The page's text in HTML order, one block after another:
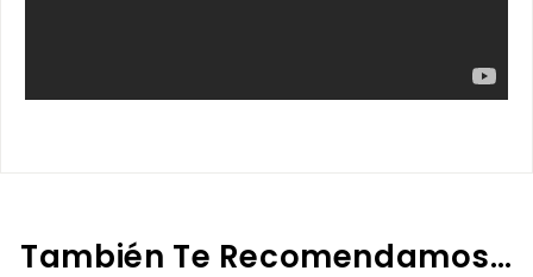
También Te Recomendamos…